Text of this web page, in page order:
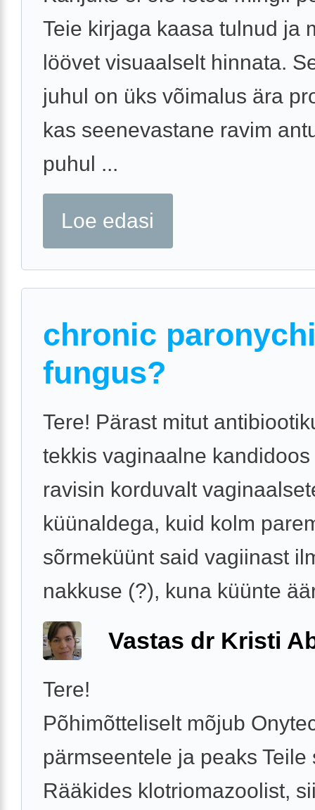
Teie kirjaga kaasa tulnud ja
löövet visuaalselt hinnata.
juhul on üks võimalus ära
kas seenevastane ravim
puhul ...
Loe edasi
chronic
fungus?
Tere! Pärast mitut
tekkis vaginaalne
ravisin korduvalt
küünaldega, kuid kolm
sõrmeküünt said vagiinast
nakkuse (?), kuna küünte
Vastas dr Kristi
Tere!
Põhimõtteliselt mõjub
pärmseentele ja peaks Teile
Rääkides klotriomazoolist,